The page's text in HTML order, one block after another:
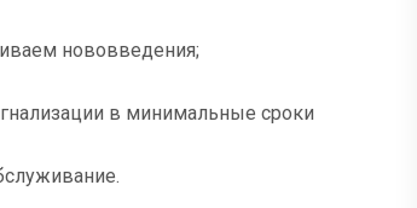
нововведения;
в минимальные сроки